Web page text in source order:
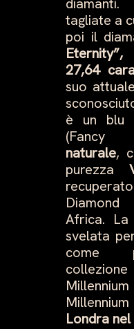
tagliate a
poi il
Eternity”,
27,64
suo
è un blu
(Fancy
naturale,
purezza
Africa.
svelata
come
Londra